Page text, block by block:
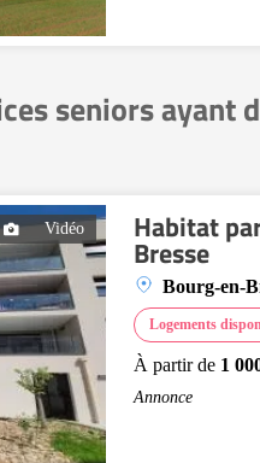
seniors ayant
Vidéo Habitat
Bresse
Bourg-en-
Logements
À partir de 1
Annonce